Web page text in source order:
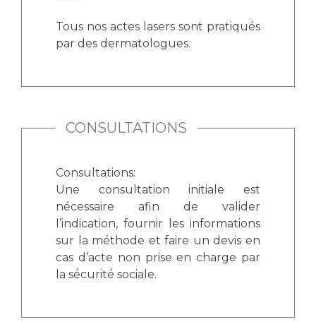
Médecine nucléaire
Vos représentants
La Commission Des Usagers (CDU)
Les Comités Locaux des Usagers
Adresser un examen au Laboratoire d'Infectiologie
Centres de référence Maladies Rares
Dossiers de presse
Médiathèque
Fournisseurs
Tous nos actes lasers sont pratiqués
par des dermatologues.
CONSULTATIONS
Consultations:
Une consultation initiale est
nécessaire afin de valider
l’indication, fournir les informations
sur la méthode et faire un devis en
cas d’acte non prise en charge par
la sécurité sociale.